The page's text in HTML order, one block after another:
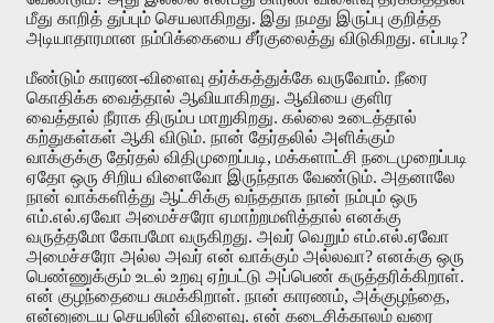
மீது காறித் துப்பும் செயலாகிறது. இது நமது இருப்பு குறித்த
அடியாதாரமான நம்பிக்கையை சீர்குலைத்து விடுகிறது. எப்படி?
மீண்டும் காரண-விளைவு தர்க்கத்துக்கே வருவோம். நீரை
கொதிக்க வைத்தால் ஆவியாகிறது. ஆவியை குளிர
வைத்தால் நீராக திரும்ப மாறுகிறது. கல்லை உடைத்தால்
கற்துகள்கள் ஆகி விடும். நான் தேர்தலில் அளிக்கும்
வாக்குக்கு தேர்தல் விதிமுறைப்படி, மக்களாட்சி நடைமுறைப்படி
ஏதோ ஒரு சிறிய விளைவோ இருந்தாக வேண்டும். அதனாலே
நான் வாக்களித்து ஆட்சிக்கு வந்ததாக நான் நம்பும் ஒரு
எம்.எல்.ஏவோ அமைச்சரோ ஏமாற்றமளித்தால் எனக்கு
வருத்தமோ கோபமோ வருகிறது. அவர் வெறும் எம்.எல்.ஏவோ
அமைச்சரோ அல்ல அவர் என் வாக்கும் அல்லவா? எனக்கு ஒரு
பெண்ணுக்கும் உடல் உறவு ஏற்பட்டு அப்பெண் கருத்தரிக்கிறாள்.
என் குழந்தையை சுமக்கிறாள். நான் காரணம், அக்குழந்தை,
என்னுடைய செயலின் விளைவு. என் கடைசிக்காலம் வரை